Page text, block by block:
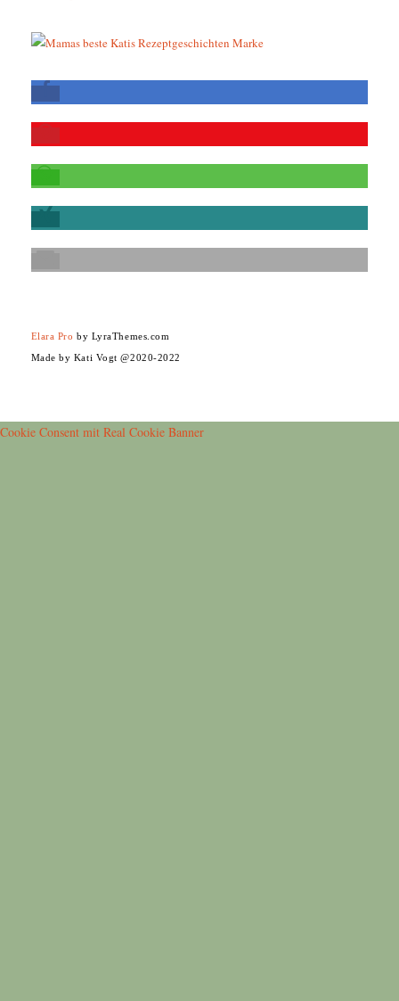
Elara Pro by LyraThemes.com
Made by Kati Vogt @2020-2022
Cookie Consent mit Real Cookie Banner